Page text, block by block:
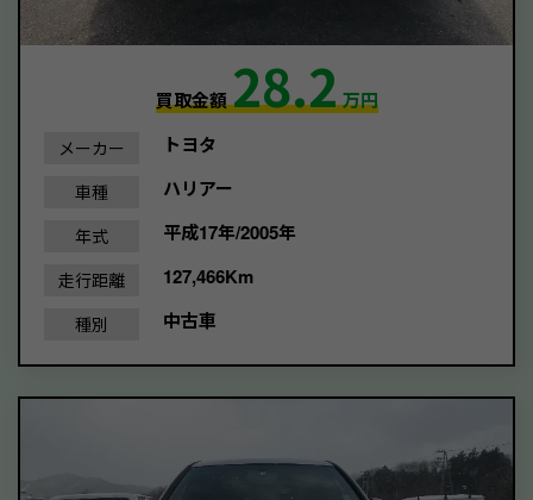
買取金額28.2万円
メーカー トヨタ
車種 ハリアー
年式 平成17年/2005年
走行距離 127,466Km
種別 中古車